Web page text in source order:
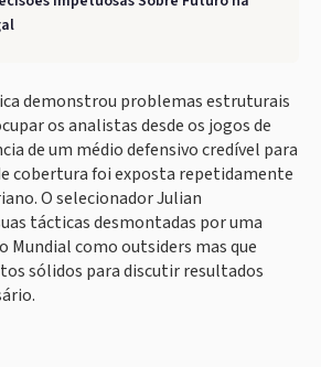
demonstrou problemas estruturais
os analistas desde os jogos de
de um médio defensivo credível para
cobertura foi exposta repetidamente
O selecionador Julian
tácticas desmontadas por uma
Mundial como outsiders mas que
sólidos para discutir resultados